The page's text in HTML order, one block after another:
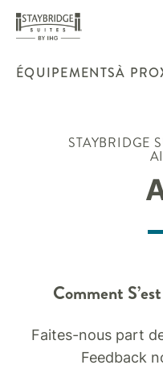
ÉQUIPEMENTSÀ
STAYBRIDGE
Comment
Faites-nous part
Feedback